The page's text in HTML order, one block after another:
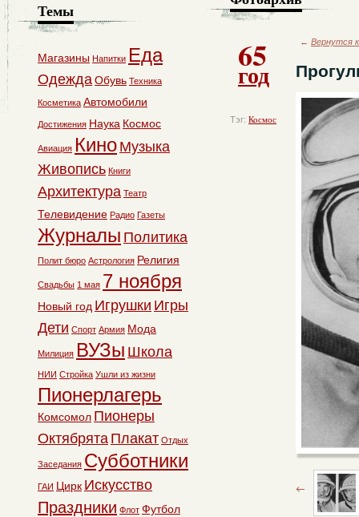
65
год
Тэг: Космос
← Вернутся
Темы
Магазины Напитки Еда
ОдеждаОбувь Техника
Косметика Автомобили
Достижения Наука Космос
Авиация Кино Музыка
Живопись Книги
Архитектура Театр
Телевидение Радио Газеты
Журналы Политика
Полит бюро Астрология Религия
Свадьбы 1 мая 7 ноября
Новый год Игрушки Игры
Дети Спорт Армия Мода
Милиция ВУЗы Школа
НИИ Стройка Ушли из жизни
Пионерлагерь
Комсомол Пионеры
Октябрята Плакат Отдых
Заседания Субботники
ГАИ Цирк Искусство
Праздники Флот Футбол